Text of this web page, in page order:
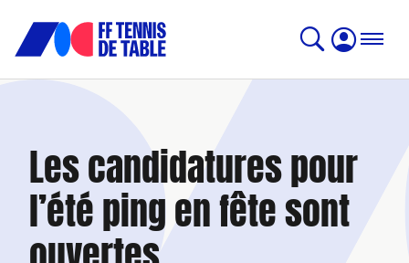
Les candidatures pour
l’été ping en fête sont